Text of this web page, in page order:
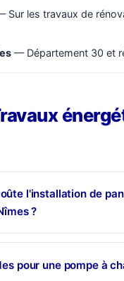
Sur les travaux de
— Département 30 et
l'installation de
?
pour une pompe à